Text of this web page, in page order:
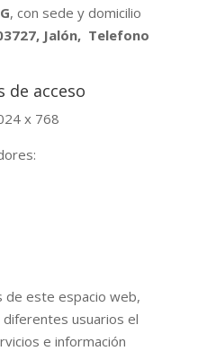
, con sede y domicilio
Jalón, Telefono
de acceso
x 768
de este espacio web,
usuarios el
e información